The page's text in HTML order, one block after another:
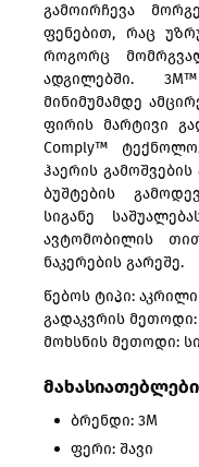
გამოირჩევა
ფენებით, რაც
როგორც
ადგილებში.
მინიმუმამდე
ფირის მარტივი
Comply™
ჰაერის
ბუშტების
სიგანე
ავტომობილის
ნაკერების გარეშე.
წებოს ტიპი: აკრილი
გადაკვრის
მოხსნის მეთოდი:
მახასიათებლები
ბრენდი: 3M
ფერი: შავი